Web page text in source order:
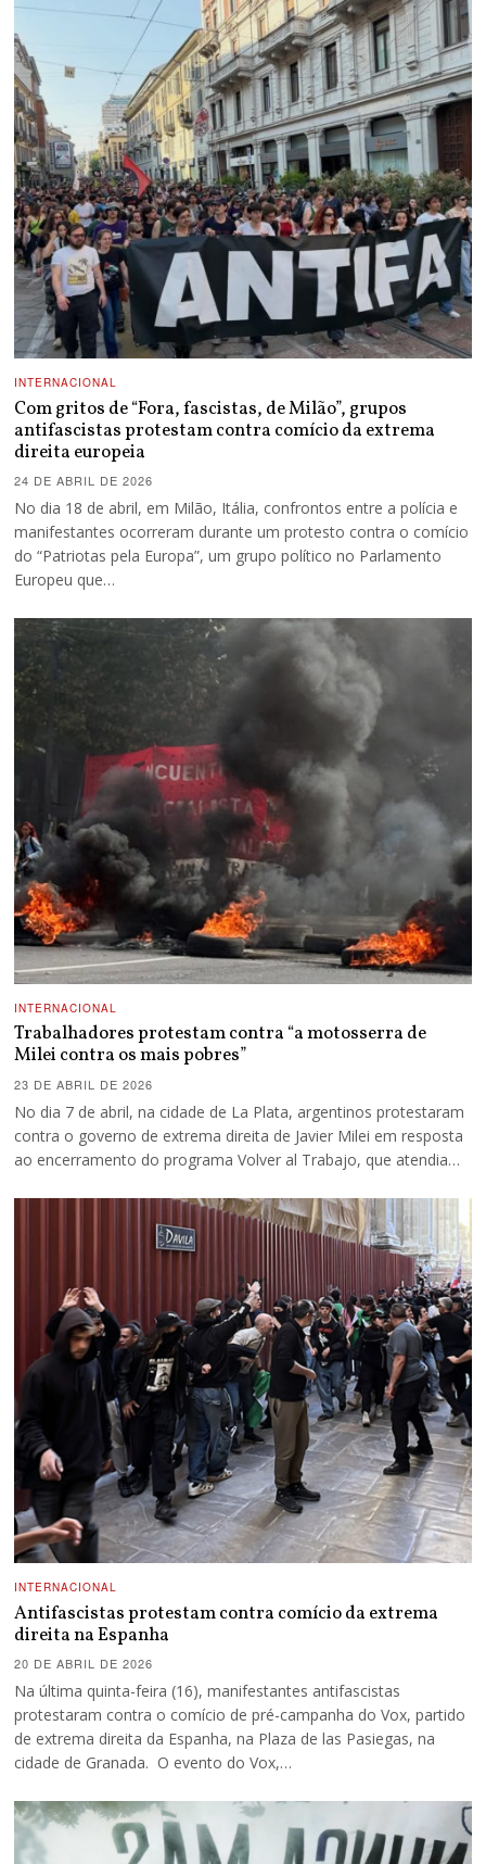
INTERNACIONAL
Com gritos de “Fora, fascistas, de Milão”, grupos
antifascistas protestam contra comício da extrema
direita europeia
24 DE ABRIL DE 2026
No dia 18 de abril, em Milão, Itália, confrontos entre a polícia e
manifestantes ocorreram durante um protesto contra o comício
do “Patriotas pela Europa”, um grupo político no Parlamento
Europeu que…
INTERNACIONAL
Trabalhadores protestam contra “a motosserra de
Milei contra os mais pobres”
23 DE ABRIL DE 2026
No dia 7 de abril, na cidade de La Plata, argentinos protestaram
contra o governo de extrema direita de Javier Milei em resposta
ao encerramento do programa Volver al Trabajo, que atendia…
INTERNACIONAL
Antifascistas protestam contra comício da extrema
direita na Espanha
20 DE ABRIL DE 2026
Na última quinta-feira (16), manifestantes antifascistas
protestaram contra o comício de pré-campanha do Vox, partido
de extrema direita da Espanha, na Plaza de las Pasiegas, na
cidade de Granada. O evento do Vox,…